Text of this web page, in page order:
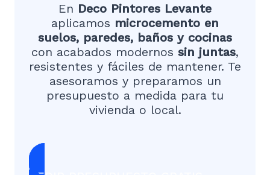
En Deco Pintores Levante
aplicamos microcemento en
suelos, paredes, baños y cocinas
con acabados modernos sin juntas,
resistentes y fáciles de mantener. Te
asesoramos y preparamos un
presupuesto a medida para tu
vivienda o local.